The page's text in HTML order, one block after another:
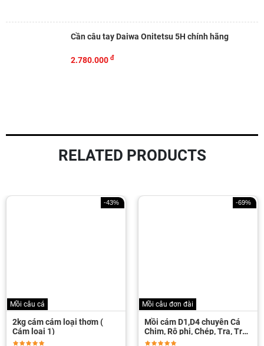
Cần câu tay Daiwa Onitetsu 5H chính hãng
2.780.000 đ
RELATED PRODUCTS
-43%
Mồi câu cá
2kg cám cám loại thơm (
Cám loại 1)
-69%
Mồi câu đơn đài
Mồi cám D1,D4 chuyên Cá
Chim, Rô phi, Chép, Tra, Trôi,
Trắm...